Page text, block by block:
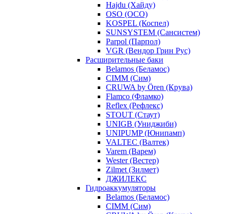
Hajdu (Хайду)
OSO (ОСО)
KOSPEL (Коспел)
SUNSYSTEM (Сансистем)
Parpol (Парпол)
VGR (Вендор Грин Рус)
Расширительные баки
Belamos (Беламос)
CIMM (Сим)
CRUWA by Ören (Крува)
Flamco (Фламко)
Reflex (Рефлекс)
STOUT (Стаут)
UNIGB (Униджиби)
UNIPUMP (Юнипамп)
VALTEC (Валтек)
Varem (Варем)
Wester (Вестер)
Zilmet (Зилмет)
ДЖИЛЕКС
Гидроаккумуляторы
Belamos (Беламос)
CIMM (Сим)